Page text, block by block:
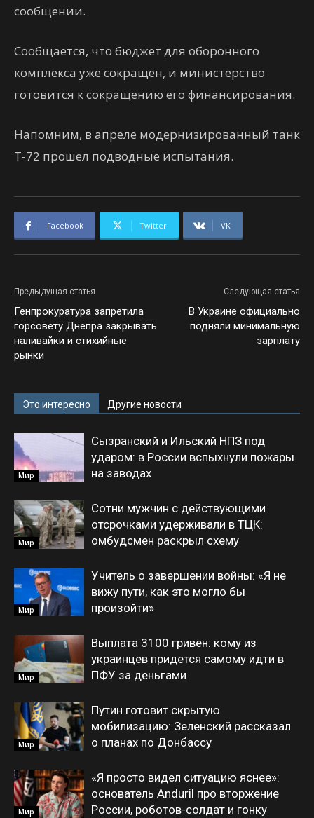
сообщении.
Сообщается, что бюджет для оборонного
комплекса уже сокращен, и министерство
готовится к сокращению его финансирования.
Напомним, в апреле модернизированный танк
Т-72 прошел подводные испытания.
Facebook Twitter VK
Предыдущая статья
Генпрокуратура запретила
горсовету Днепра закрывать
наливайки и стихийные
рынки
Следующая статья
В Украине официально
подняли минимальную
зарплату
Это интересно Другие новости
Мир
Сызранский и Ильский НПЗ под
ударом: в России вспыхнули пожары
на заводах
Мир
Сотни мужчин с действующими
отсрочками удерживали в ТЦК:
омбудсмен раскрыл схему
Мир
Учитель о завершении войны: «Я не
вижу пути, как это могло бы
произойти»
Мир
Выплата 3100 гривен: кому из
украинцев придется самому идти в
ПФУ за деньгами
Мир
Путин готовит скрытую
мобилизацию: Зеленский рассказал
о планах по Донбассу
Мир
«Я просто видел ситуацию яснее»:
основатель Anduril про вторжение
России, роботов-солдат и гонку